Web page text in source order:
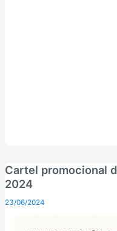
Cartel promocional
2024
23/06/2024